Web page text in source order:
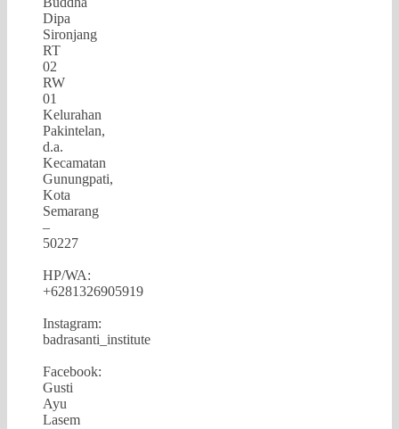
Dipa
Sironjang
RT
02
RW
01
Kelurahan
Pakintelan,
d.a.
Kecamatan
Gunungpati,
Kota
Semarang
–
50227
HP/WA:
+6281326905919
Instagram:
badrasanti_institute
Facebook:
Gusti
Ayu
Lasem